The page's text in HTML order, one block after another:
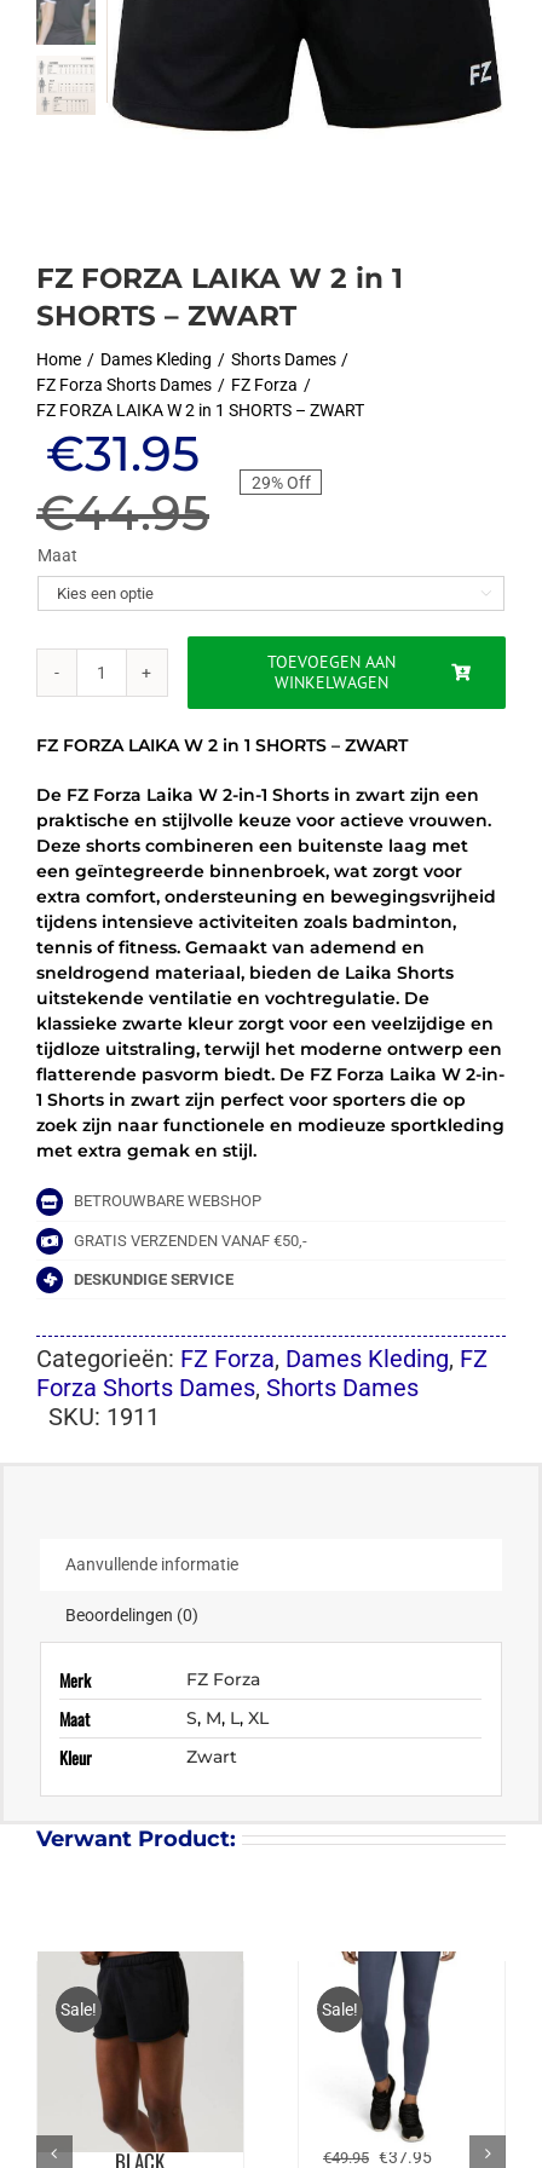
FZ FORZA LAIKA W 2 in 1
SHORTS – ZWART
Home Dames Kleding
Shorts Dames
FZ Forza Shorts Dames
FZ Forza
FZ FORZA LAIKA W 2 in 1 SHORTS – ZWART
€44.95
Oorspronkelijke
prijs
was:
€44.95.
€31.95
Huidige
prijs
is:
€31.95.
29% Off
Maat

FZ
2
in
SHORTS
ZWART
aantal
TOEVOEGEN AAN
WINKELWAGEN
FZ FORZA LAIKA W 2 in 1 SHORTS – ZWART
De FZ Forza Laika W 2-in-1 Shorts in zwart zijn een
praktische en stijlvolle keuze voor actieve vrouwen.
Deze shorts combineren een buitenste laag met
een geïntegreerde binnenbroek, wat zorgt voor
extra comfort, ondersteuning en bewegingsvrijheid
tijdens intensieve activiteiten zoals badminton,
tennis of fitness. Gemaakt van ademend en
sneldrogend materiaal, bieden de Laika Shorts
uitstekende ventilatie en vochtregulatie. De
klassieke zwarte kleur zorgt voor een veelzijdige en
tijdloze uitstraling, terwijl het moderne ontwerp een
flatterende pasvorm biedt. De FZ Forza Laika W 2-in-
1 Shorts in zwart zijn perfect voor sporters die op
zoek zijn naar functionele en modieuze sportkleding
met extra gemak en stijl.
BETROUWBARE WEBSHOP
GRATIS VERZENDEN VANAF €50,-
DESKUNDIGE SERVICE
Categorieën: FZ Forza, Dames Kleding, FZ
Forza Shorts Dames, Shorts Dames
SKU: 1911
Aanvullende informatie
Beoordelingen (0)
Merk FZ Forza
Maat S, M, L,XL
Kleur Zwart
Verwant Product:
Sale!
BJÖRN BORG MILLIE
SWEAT SHORTS –
BLACK
Sale!
BJÖRN BORG
CLAUDINE TIGHTS
€49.95 Oorspronkelijke
€37.95Huidige